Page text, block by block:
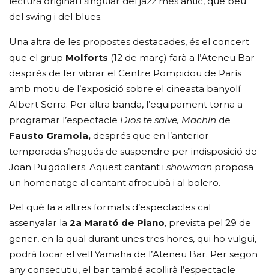
del swing i del blues.
Una altra de les propostes destacades, és el concert
que el grup Molforts (12 de març) farà a l’Ateneu Bar
després de fer vibrar el Centre Pompidou de París
amb motiu de l’exposició sobre el cineasta banyolí
Albert Serra. Per altra banda, l’equipament torna a
programar l’espectacle Dios te salve, Machín de
Fausto Gramola, després que en l’anterior
temporada s’hagués de suspendre per indisposició de
Joan Puigdollers. Aquest cantant ishowman proposa
un homenatge al cantant afrocubà i al bolero.
Pel què fa a altres formats d’espectacles cal
assenyalar la2a Marató de Piano, prevista pel 29 de
gener, en la qual durant unes tres hores, qui ho vulgui,
podrà tocar el vell Yamaha de l’Ateneu Bar. Per segon
any consecutiu, el bar també acollirà l’espectacle